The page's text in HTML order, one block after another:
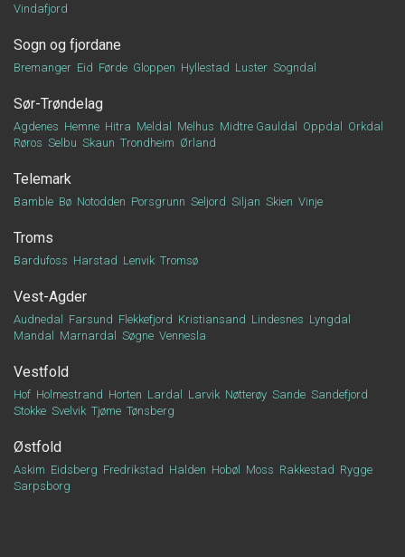
Vindafjord
Sogn og fjordane
Bremanger Eid Førde Gloppen Hyllestad Luster Sogndal
Sør-Trøndelag
Agdenes Hemne Hitra Meldal Melhus Midtre Gauldal Oppdal
Orkdal
Røros Selbu Skaun Trondheim Ørland
Telemark
Bamble Bø Notodden Porsgrunn Seljord Siljan Skien Vinje
Troms
Bardufoss Harstad Lenvik Tromsø
Vest-Agder
Audnedal Farsund Flekkefjord Kristiansand Lindesnes Lyngdal
Mandal
Marnardal Søgne Vennesla
Vestfold
Hof Holmestrand Horten Lardal Larvik Nøtterøy Sande Sandefjord
Stokke Svelvik Tjøme Tønsberg
Østfold
Askim Eidsberg Fredrikstad Halden Hobøl Moss Rakkestad Rygge
Sarpsborg